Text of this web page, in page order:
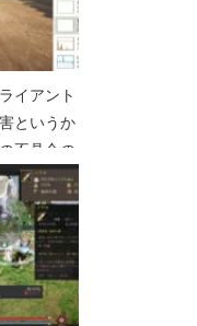
イアント
というか
不具合の
砂漠
】